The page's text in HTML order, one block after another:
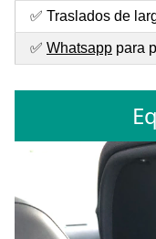
✅ Traslados de
✅ Whatsapp para